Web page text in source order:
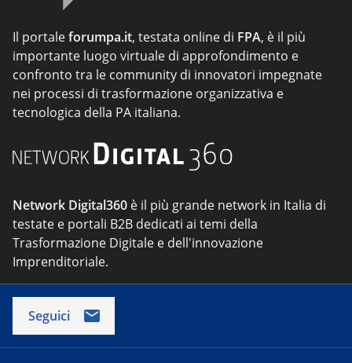
Il portaleforumpa.it, testata online di FPA, è il più
importante luogo virtuale di approfondimento e
confronto tra le community di innovatori impegnate
nei processi di trasformazione organizzativa e
tecnologica della PA italiana.
Network Digital360 è il più grande network in Italia di
testate e portali B2B dedicati ai temi della
Trasformazione Digitale e dell'innovazione
Imprenditoriale.
Seguici